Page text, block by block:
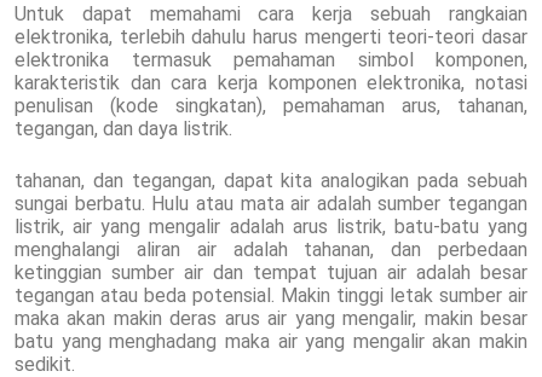
Untuk dapat memahami cara kerja sebuah rangkaian
elektronika, terlebih dahulu harus mengerti teori-teori dasar
elektronika termasuk pemahaman simbol komponen,
karakteristik dan cara kerja komponen elektronika, notasi
penulisan (kode singkatan), pemahaman arus, tahanan,
tegangan, dan daya listrik.
tahanan, dan tegangan, dapat kita analogikan pada sebuah
sungai berbatu. Hulu atau mata air adalah sumber tegangan
listrik, air yang mengalir adalah arus listrik, batu-batu yang
menghalangi aliran air adalah tahanan, dan perbedaan
ketinggian sumber air dan tempat tujuan air adalah besar
tegangan atau beda potensial. Makin tinggi letak sumber air
maka akan makin deras arus air yang mengalir, makin besar
batu yang menghadang maka air yang mengalir akan makin
sedikit.